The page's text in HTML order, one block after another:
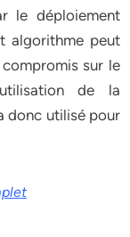
le déploiement
algorithme peut
sur le
de la
donc utilisé pour